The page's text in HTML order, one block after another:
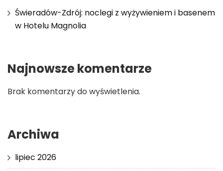
Świeradów-Zdrój: noclegi z wyżywieniem i basenem
w Hotelu Magnolia
Najnowsze komentarze
Brak komentarzy do wyświetlenia.
Archiwa
lipiec 2026